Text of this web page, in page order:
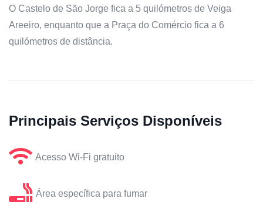
O Castelo de São Jorge fica a 5 quilómetros de Veiga
Areeiro, enquanto que a Praça do Comércio fica a 6
quilómetros de distância.
Principais Serviços Disponíveis
Acesso Wi-Fi gratuito
Área específica para fumar